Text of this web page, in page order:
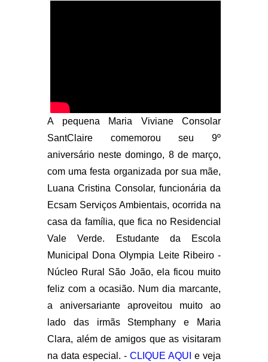
A pequena Maria Viviane Consolar
SantClaire comemorou seu 9º
aniversário neste domingo, 8 de março,
com uma festa organizada por sua mãe,
Luana Cristina Consolar, funcionária da
Ecsam Serviços Ambientais, ocorrida na
casa da família, que fica no Residencial
Vale Verde. Estudante da Escola
Municipal Dona Olympia Leite Ribeiro -
Núcleo Rural São João, ela ficou muito
feliz com a ocasião. Num dia marcante,
a aniversariante aproveitou muito ao
lado das irmãs Stemphany e Maria
Clara, além de amigos que as visitaram
na data especial. - CLIQUE AQUI e veja